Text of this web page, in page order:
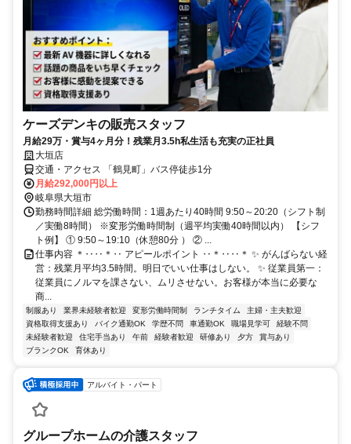
ケーズデンキの販売スタッフ
月給29万・賞与4ヶ月分！残業月3.5h私生活も充実の正社員
大垣店
交通・アクセス 「鶴見町」バス停徒歩1分
月給292,000円以上
岐阜県大垣市
勤務時間詳細 総労働時間：1週あたり40時間 9:50～20:20（シフト制
／実働8時間） ※変形労働時間制（週平均実働40時間以内） 【シフ
ト例】 ① 9:50～19:10（休憩80分 ） ② ...
仕事内容 ＊‥‥＊‥ アピールポイント ‥＊‥‥＊ ✨ がんばらない経
営：残業月平均3.5時間。明日でいい仕事はしない。 ✨ 従業員第一：
従業員にノルマを課さない、ムリさせない。お客様が本当に必要な
商...
制服あり 業界未経験者歓迎 変形労働時間制 ランチタイム
主婦・主夫歓迎
資格取得支援あり
バイク通勤OK 学歴不問 車通勤OK 職場見学可
経験不問
未経験者歓迎
住宅手当あり 午前 経験者歓迎 研修あり 夕方
賞与あり
ブランクOK
育休あり
アルバイト・パート
グループホームの介護スタッフ